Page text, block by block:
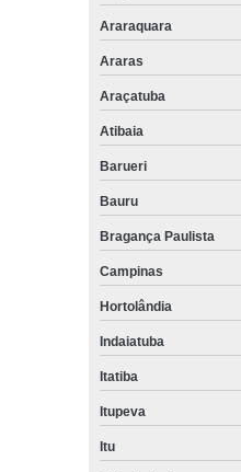
Araraquara
Araras
Araçatuba
Atibaia
Barueri
Bauru
Bragança Paulista
Campinas
Hortolândia
Indaiatuba
Itatiba
Itupeva
Itu